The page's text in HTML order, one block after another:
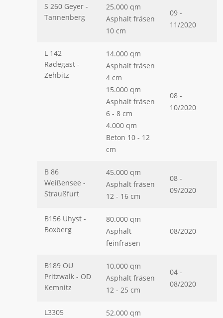
S 260 Geyer -
Tannenberg
25.000 qm
Asphalt fräsen
10 cm
09 -
11/2020
L 142
Radegast -
Zehbitz
14.000 qm
Asphalt fräsen
4 cm
15.000 qm
Asphalt fräsen
6 - 8 cm
4.000 qm
Beton 10 - 12
cm
08 -
10/2020
B 86
Weißensee -
Straußfurt
45.000 qm
Asphalt fräsen
12 - 16 cm
08 -
09/2020
B156 Uhyst -
Boxberg
80.000 qm
Asphalt
feinfräsen
08/2020
B189 OU
Pritzwalk - OD
Kemnitz
10.000 qm
Asphalt fräsen
12 - 25 cm
04 -
08/2020
L3305
52.000 qm